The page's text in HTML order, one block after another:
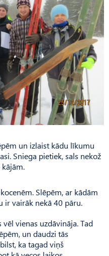
un izlaist kādu līkumu
Sniega pietiek, sals nekož
Slēpēm, ar kādām
ir vairāk nekā 40 pāru.
vēl vienas uzdāvināja. Tad
un daudzi tās
ka tagad viņš